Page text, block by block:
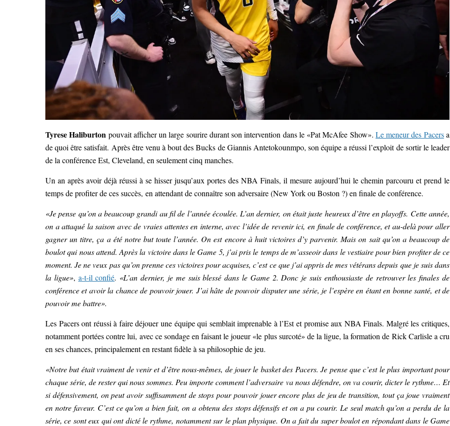
Tyrese Haliburton pouvait afficher un large sourire durant son intervention dans le «Pat McAfee Show». Le meneur des Pacersa
de quoi être satisfait. Après être venu à bout des Bucks de Giannis Antetokounmpo, son équipe a réussi l’exploit de sortir le leader
de la conférence Est, Cleveland, en seulement cinq manches.
Un an après avoir déjà réussi à se hisser jusqu’aux portes des NBA Finals, il mesure aujourd’hui le chemin parcouru et prend le
temps de profiter de ces succès, en attendant de connaître son adversaire (New York ou Boston ?) en finale de conférence.
«Je pense qu’on a beaucoup grandi au fil de l’année écoulée. L’an dernier, on était juste heureux d’être en playoffs. Cette année,
on a attaqué la saison avec de vraies attentes en interne, avec l’idée de revenir ici, en finale de conférence, et au-delà pour aller
gagner un titre, ça a été notre but toute l’année. On est encore à huit victoires d’y parvenir. Mais on sait qu’on a beaucoup de
boulot qui nous attend. Après la victoire dans le Game 5, j’ai pris le temps de m’asseoir dans le vestiaire pour bien profiter de ce
moment. Je ne veux pas qu’on prenne ces victoires pour acquises, c’est ce que j’ai appris de mes vétérans depuis que je suis dans
la ligue», a-t-il confié. «L’an dernier, je me suis blessé dans le Game 2. Donc je suis enthousiaste de retrouver les finales de
conférence et avoir la chance de pouvoir jouer. J’ai hâte de pouvoir disputer une série, je l’espère en étant en bonne santé, et de
pouvoir me battre».
Les Pacers ont réussi à faire déjouer une équipe qui semblait imprenable à l’Est et promise aux NBA Finals. Malgré les critiques,
notamment portées contre lui, avec ce sondage en faisant le joueur «le plus surcoté» de la ligue, la formation de Rick Carlisle a cru
en ses chances, principalement en restant fidèle à sa philosophie de jeu.
«Notre but était vraiment de venir et d’être nous-mêmes, de jouer le basket des Pacers. Je pense que c’est le plus important pour
chaque série, de rester qui nous sommes. Peu importe comment l’adversaire va nous défendre, on va courir, dicter le rythme… Et
si défensivement, on peut avoir suffisamment de stops pour pouvoir jouer encore plus de jeu de transition, tout ça joue vraiment
en notre faveur. C’est ce qu’on a bien fait, on a obtenu des stops défensifs et on a pu courir. Le seul match qu’on a perdu de la
série, ce sont eux qui ont dicté le rythme, notamment sur le plan physique. On a fait du super boulot en répondant dans le Game